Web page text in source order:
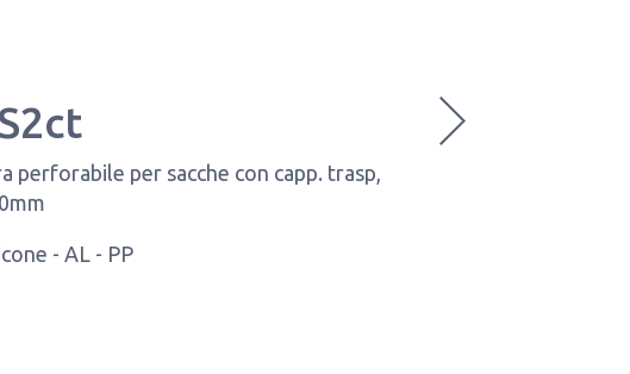
perforabile per sacche con capp. trasp,
- AL - PP